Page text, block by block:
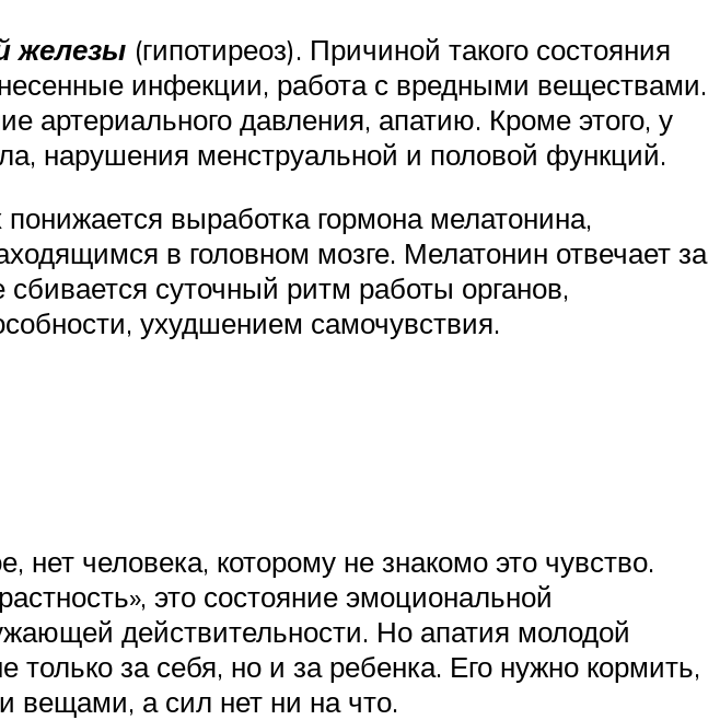
железы (гипотиреоз). Причиной такого состояния
инфекции, работа с вредными веществами.
артериального давления, апатию. Кроме этого, у
нарушения менструальной и половой функций.
выработка гормона мелатонина,
в головном мозге. Мелатонин отвечает за
суточный ритм работы органов,
ухудшением самочувствия.
человека, которому не знакомо это чувство.
это состояние эмоциональной
действительности. Но апатия молодой
за себя, но и за ребенка. Его нужно кормить,
вещами, а сил нет ни на что.